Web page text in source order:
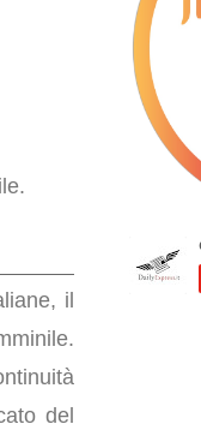
il
del